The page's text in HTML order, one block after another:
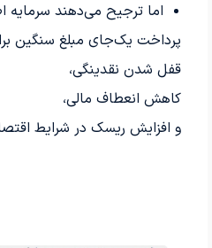
اما ترجیح می‌دهند سرمایه
پرداخت یک‌جای مبلغ سنگین
قفل شدن نقدینگی،
کاهش انعطاف مالی،
و افزایش ریسک در شرایط